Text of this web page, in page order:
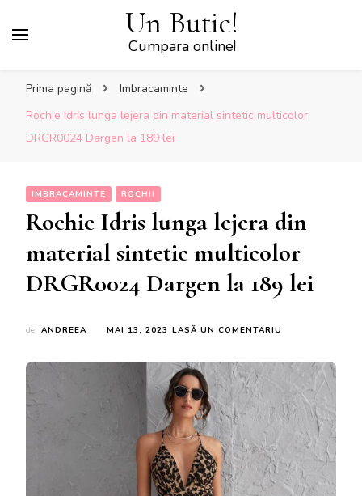
Un Butic!
Cumpara online!
Prima pagină
Imbracaminte
Rochie Idris lunga lejera din material sintetic multicolor
DRGR0024 Dargen la 189 lei
IMBRACAMINTE ROCHII
Rochie Idris lunga lejera din
material sintetic multicolor
DRGR0024 Dargen la 189 lei
de ANDREEA MAI 13, 2023 LASĂ UN COMENTARIU
LUNGA
LEJERA
DIN
MATERIAL
SINTETIC
MULTICOLOR
DRGR0024
DARGEN
LA